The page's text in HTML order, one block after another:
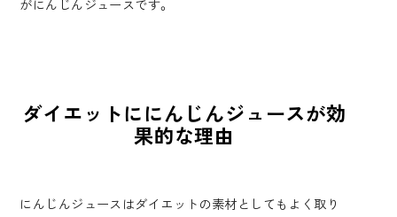
がにんじんジュースです。
ダイエットににんじんジュースが効
果的な理由
にんじんジュースはダイエットの素材としてもよく取り